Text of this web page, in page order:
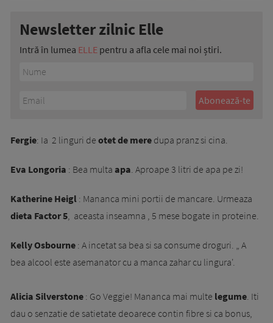
Newsletter zilnic Elle
Intră în lumea ELLE pentru a afla cele mai noi știri.
Fergie: Ia 2 linguri de otet de mere dupa pranz si cina.
Eva Longoria : Bea multa apa. Aproape 3 litri de apa pe zi!
Katherine Heigl : Mananca mini portii de mancare. Urmeaza
dieta Factor 5, aceasta inseamna , 5 mese bogate in proteine.
Kelly Osbourne : A incetat sa bea si sa consume droguri. „ A
bea alcool este asemanator cu a manca zahar cu lingura'.
Alicia Silverstone : Go Veggie! Mananca mai multe legume. Iti
dau o senzatie de satietate deoarece contin fibre si ca bonus,